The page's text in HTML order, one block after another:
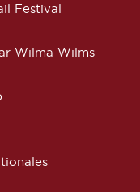
Festival
Wilma Wilms